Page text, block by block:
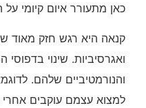
כאן מתעורר איום קיומי
קנאה היא רגש חזק מאוד
ואגרסיביות. שינוי בדפוסי
והנורמטיביים שלהם.
למצוא עצמם עוקבים